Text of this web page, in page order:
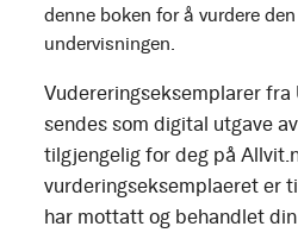
denne boken for å vurdere
undervisningen.
Vudereringseksemplarer
sendes som digital utgave
tilgjengelig for deg på
vurderingseksemplaeret er
har mottatt og behandlet